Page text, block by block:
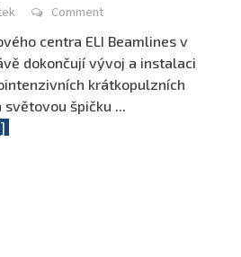
Comment
centra ELI Beamlines v
dokončují vývoj a instalaci
krátkopulzních
špičku ...